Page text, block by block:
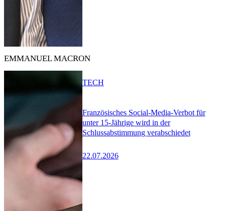
EMMANUEL MACRON
Französisches Social-Media-Verbot für
unter 15-Jährige wird in der
Schlussabstimmung verabschiedet
22.07.2026
TECH